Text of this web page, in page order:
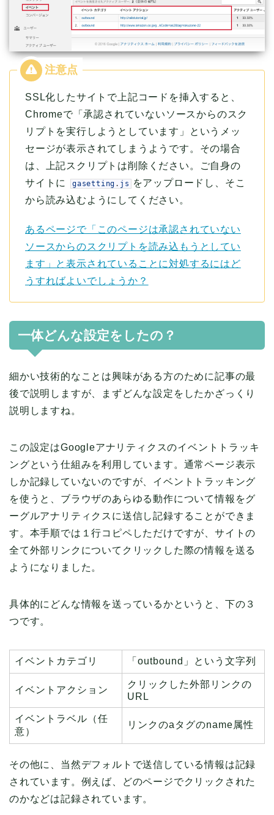
SSL化したサイトで上記コードを挿入すると、
Chromeで「承認されていないソースからのスク
リプトを実行しようとしています」というメッ
セージが表示されてしまうようです。その場合
は、上記スクリプトは削除ください。ご自身の
サイトに
gasetting . js
をアップロードし、そこ
から読み込むようにしてください。
あるページで「このページは承認されていない
ソースからのスクリプトを読み込もうとしてい
ます」と表示されていることに対処するにはど
うすればよいでしょうか？
一体どんな設定をしたの？
細かい技術的なことは興味がある方のために記事の最
後で説明しますが、まずどんな設定をしたかざっくり
説明しますね。
この設定はGoogleアナリティクスのイベントトラッキ
ングという仕組みを利用しています。通常ページ表示
しか記録していないのですが、イベントトラッキング
を使うと、ブラウザのあらゆる動作について情報をグ
ーグルアナリティクスに送信し記録することができま
す。本手順では１行コピペしただけですが、サイトの
全て外部リンクについてクリックした際の情報を送る
ようになりました。
具体的にどんな情報を送っているかというと、下の３
つです。
イベントカテゴリ 「outbound」という文字列
イベントアクション
クリックした外部リンクの
URL
イベントラベル（任
意）
リンクのaタグのname属性
その他に、当然デフォルトで送信している情報は記録
されています。例えば、どのページでクリックされた
のかなどは記録されています。